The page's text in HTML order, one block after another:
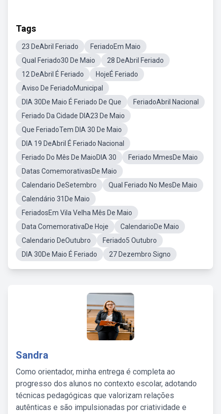
Tags
23 DeAbril Feriado
FeriadoEm Maio
Qual Feriado30 De Maio
28 DeAbril Feriado
12 DeAbril É Feriado
HojeÉ Feriado
Aviso De FeriadoMunicipal
DIA 30De Maio É Feriado De Que
FeriadoAbril Nacional
Feriado Da Cidade DIA23 De Maio
Que FeriadoTem DIA 30 De Maio
DIA 19 DeAbril É Feriado Nacional
Feriado Do Mês De MaioDIA 30
Feriado MmesDe Maio
Datas ComemorativasDe Maio
Calendario DeSetembro
Qual Feriado No MesDe Maio
Calendário 31De Maio
FeriadosEm Vila Velha Mês De Maio
Data ComemorativaDe Hoje
CalendarioDe Maio
Calendario DeOutubro
Feriado5 Outubro
DIA 30De Maio É Feriado
27 Dezembro Signo
Sandra
Como orientador, minha entrega é completa ao
progresso dos alunos no contexto escolar, adotando
técnicas pedagógicas que valorizam relações
autênticas e são impulsionadas por criatividade e